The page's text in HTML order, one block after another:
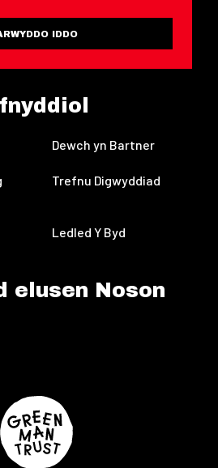
IDDO
Dewch yn Bartner
Trefnu Digwyddiad
Ledled Y Byd
elusen Noson